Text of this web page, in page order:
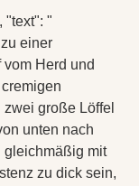
"text": "
einer
Herd und
große Löffel
unten nach
gleichmäßig mit
zu dick sein,